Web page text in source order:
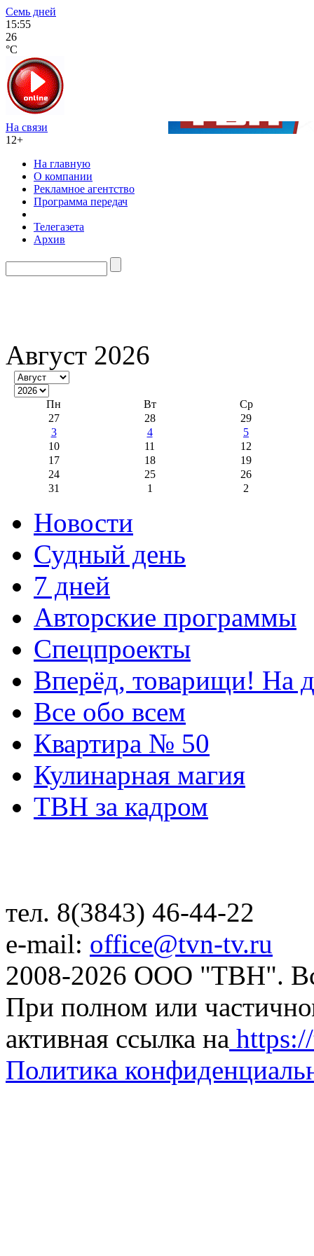
Семь дней
15:55
26
°C
На связи
12+
На главную
О компании
Рекламное агентство
Программа передач
Телегазета
Архив
Август 2026
Пн Вт
Ср
27
28
29
3
4
5
10
11
12
17
18
19
24
25
26
31
1 2
Новости
Судный день
7 дней
Авторские программы
Спецпроекты
Вперёд, товарищи! На
Все обо всем
Квартира № 50
Кулинарная магия
ТВН за кадром
тел. 8(3843) 46-44-22
e-mail: office@tvn-tv.ru
2008-2026 ООО "ТВН".
При полном или
активная ссылка на
Политика